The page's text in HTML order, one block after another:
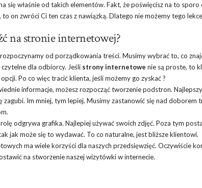
się właśnie od takich elementów. Fakt, że poświęcisz na to
on zwróci Ci ten czas z nawiązką. Dlatego nie możemy tego
na stronie internetowej?
rozpoczynamy od porządkowania treści. Musimy wybrać to, co
dla odbiorcy. Jeśli strony internetowe nie są proste, to
Po co więc tracić klienta, jeśli możemy go zyskać ?
informacje, możesz rozpocząć tworzenie podstron.
Im mniej, tym lepiej. Musimy zastanowić się nad
odgrywa grafika. Najlepiej używać swoich zdjęć. Poza tym
jak może się to wydawać. To co naturalne, jest bliższe klientowi.
ma wiele korzyści dla naszych przedsięwzięć. Oczywiście
na stworzenie naszej wizytówki w internecie.